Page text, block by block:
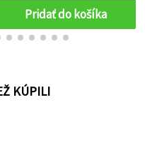
20 ks
Pridať do košíka
KÚPILI